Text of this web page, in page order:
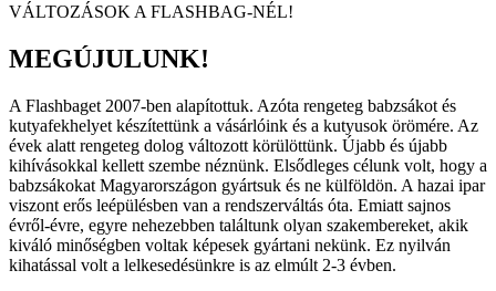
VÁLTOZÁSOK A FLASHBAG-NÉL!
MEGÚJULUNK!
A Flashbaget 2007-ben alapítottuk. Azóta rengeteg babzsákot és
kutyafekhelyet készítettünk a vásárlóink és a kutyusok örömére. Az
évek alatt rengeteg dolog változott körülöttünk. Újabb és újabb
kihívásokkal kellett szembe néznünk. Elsődleges célunk volt, hogy a
babzsákokat Magyarországon gyártsuk és ne külföldön. A hazai ipar
viszont erős leépülésben van a rendszerváltás óta. Emiatt sajnos
évről-évre, egyre nehezebben találtunk olyan szakembereket, akik
kiváló minőségben voltak képesek gyártani nekünk. Ez nyilván
kihatással volt a lelkesedésünkre is az elmúlt 2-3 évben.